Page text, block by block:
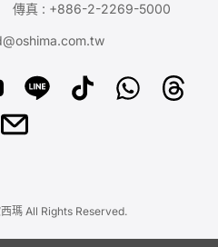
傳真 : +886-2-2269-5000
瑪 All Rights Reserved.